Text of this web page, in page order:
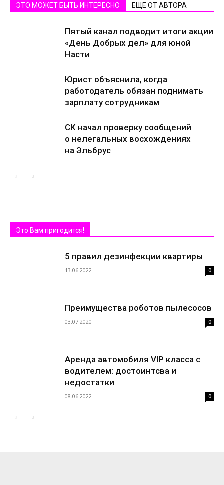
ЭТО МОЖЕТ БЫТЬ ИНТЕРЕСНО ЕЩЕ ОТ АВТОРА
Пятый канал подводит итоги акции
«День Добрых дел» для юной
Насти
Юрист объяснила, когда
работодатель обязан поднимать
зарплату сотрудникам
СК начал проверку сообщений
о нелегальных восхождениях
на Эльбрус
Это Вам пригодится!
5 правил дезинфекции квартиры
13.06.2022 0
Преимущества роботов пылесосов
03.07.2020 0
Аренда автомобиля VIP класса с
водителем: достоинтсва и
недостатки
08.06.2022 0